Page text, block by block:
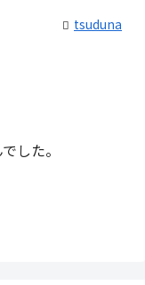
tsuduna
した。